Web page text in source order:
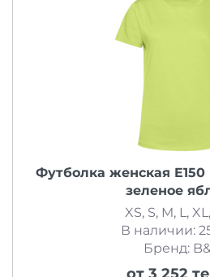
Футболка женская
зеленое
XS, S, M, L,
В наличии:
Бренд: